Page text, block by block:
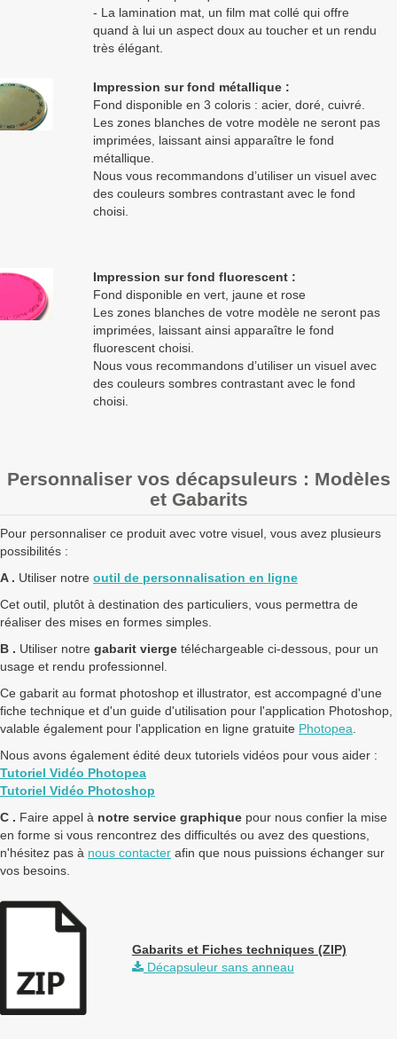
- La lamination mat, un film mat collé qui offre
quand à lui un aspect doux au toucher et un rendu
très élégant.
Impression sur fond métallique :
Fond disponible en 3 coloris : acier, doré, cuivré.
Les zones blanches de votre modèle ne seront pas
imprimées, laissant ainsi apparaître le fond
métallique.
Nous vous recommandons d’utiliser un visuel avec
des couleurs sombres contrastant avec le fond
choisi.
Impression sur fond fluorescent :
Fond disponible en vert, jaune et rose
Les zones blanches de votre modèle ne seront pas
imprimées, laissant ainsi apparaître le fond
fluorescent choisi.
Nous vous recommandons d’utiliser un visuel avec
des couleurs sombres contrastant avec le fond
choisi.
Personnaliser vos décapsuleurs : Modèles
et Gabarits
Pour personnaliser ce produit avec votre visuel, vous avez plusieurs
possibilités :
A . Utiliser notre outil de personnalisation en ligne
Cet outil, plutôt à destination des particuliers, vous permettra de
réaliser des mises en formes simples.
B . Utiliser notre gabarit vierge téléchargeable ci-dessous, pour un
usage et rendu professionnel.
Ce gabarit au format photoshop et illustrator, est accompagné d'une
fiche technique et d'un guide d'utilisation pour l'application Photoshop,
valable également pour l'application en ligne gratuite Photopea
Nous avons également édité deux tutoriels vidéos pour vous aider :
Tutoriel Vidéo Photopea
Tutoriel Vidéo Photoshop
C . Faire appel à notre service graphique pour nous confier la mise
en forme si vous rencontrez des difficultés ou avez des questions,
n'hésitez pas à nous contacter afin que nous puissions échanger sur
vos besoins.
Gabarits et Fiches techniques (ZIP)
Décapsuleur sans anneau